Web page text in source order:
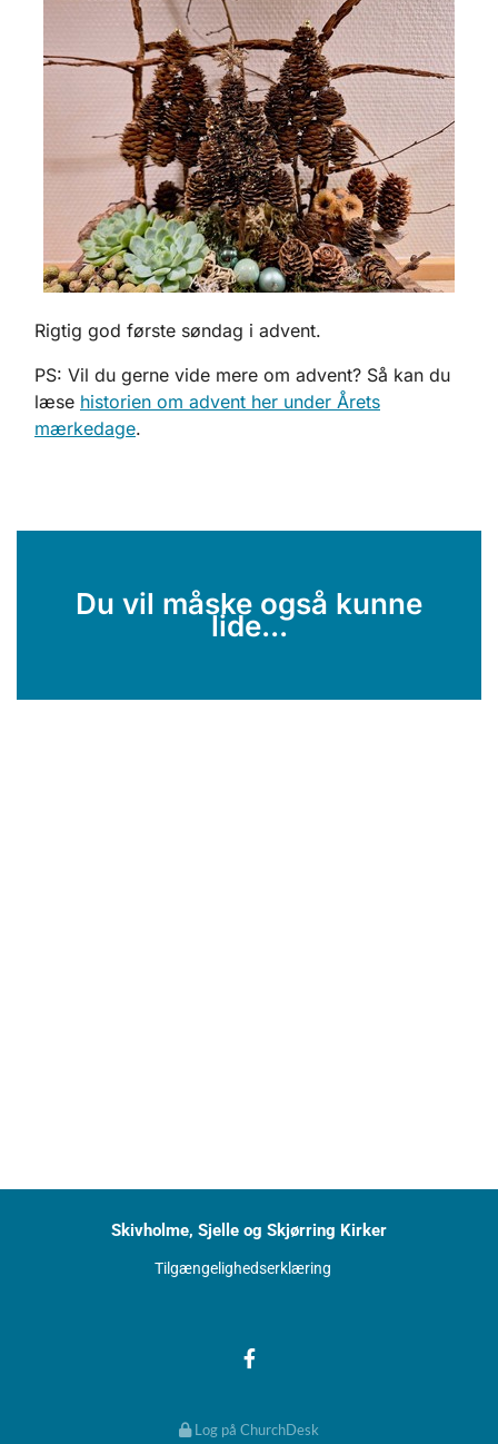
Rigtig god første søndag i advent.
PS: Vil du gerne vide mere om advent? Så kan du
læse historien om advent her under Årets
mærkedage.
Du vil måske også kunne
lide...
Skivholme, Sjelle og Skjørring Kirker
Tilgængelighedserklæring
Log på ChurchDesk